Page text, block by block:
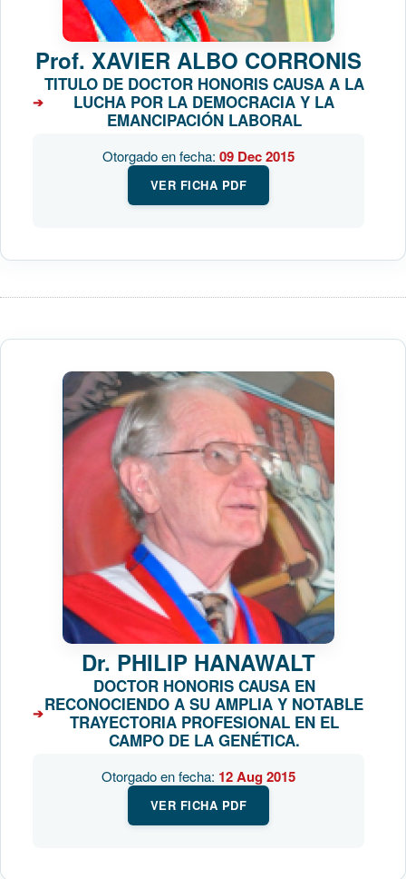
Prof. XAVIER ALBO CORRONIS
TITULO DE DOCTOR HONORIS CAUSA A LA
LUCHA POR LA DEMOCRACIA Y LA
EMANCIPACIÓN LABORAL
Otorgado en fecha: 09 Dec 2015
VER FICHA PDF
Dr. PHILIP HANAWALT
DOCTOR HONORIS CAUSA EN
RECONOCIENDO A SU AMPLIA Y NOTABLE
TRAYECTORIA PROFESIONAL EN EL
CAMPO DE LA GENÉTICA.
Otorgado en fecha: 12 Aug 2015
VER FICHA PDF